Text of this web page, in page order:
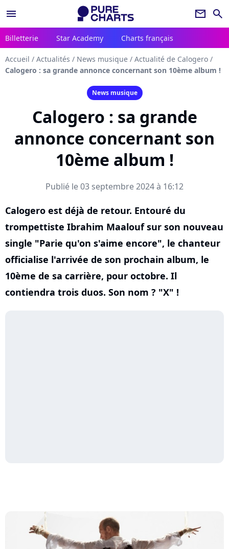
menu newsletter search
Billetterie Star Academy Charts français
Accueil / Actualités / News musique / Actualité de Calogero /
Calogero : sa grande annonce concernant son 10ème album !
News musique
Calogero : sa grande
annonce concernant son
10ème album !
Publié le 03 septembre 2024 à 16:12
Calogero est déjà de retour. Entouré du
trompettiste Ibrahim Maalouf sur son nouveau
single "Parie qu'on s'aime encore", le chanteur
officialise l'arrivée de son prochain album, le
10ème de sa carrière, pour octobre. Il
contiendra trois duos. Son nom ? "X" !